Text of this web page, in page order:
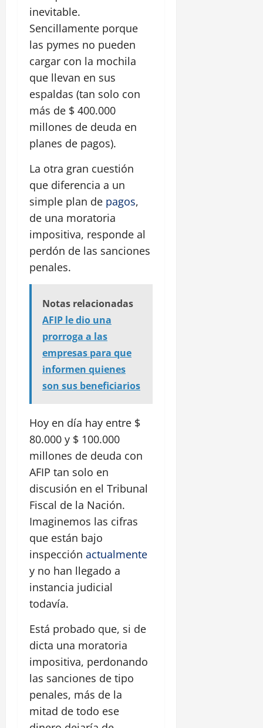
inevitable.
Sencillamente porque
las pymes no pueden
cargar con la mochila
que llevan en sus
espaldas (tan solo con
más de $ 400.000
millones de deuda en
planes de pagos).
La otra gran cuestión
que diferencia a un
simple plan de pagos,
de una moratoria
impositiva, responde al
perdón de las sanciones
penales.
Notas relacionadas
AFIP le dio una
prorroga a las
empresas para que
informen quienes
son sus beneficiarios
Hoy en día hay entre $
80.000 y $ 100.000
millones de deuda con
AFIP tan solo en
discusión en el Tribunal
Fiscal de la Nación.
Imaginemos las cifras
que están bajo
inspección actualmente
y no han llegado a
instancia judicial
todavía.
Está probado que, si de
dicta una moratoria
impositiva, perdonando
las sanciones de tipo
penales, más de la
mitad de todo ese